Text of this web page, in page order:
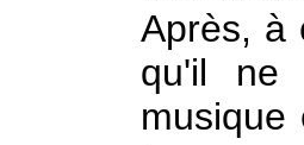
Après, à
qu'il ne
musique